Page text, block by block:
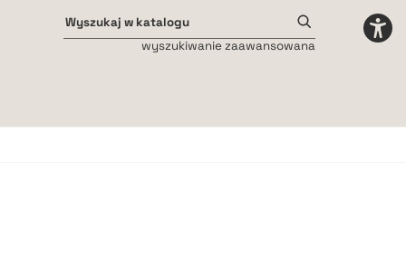
wyszukiwanie zaawansowana